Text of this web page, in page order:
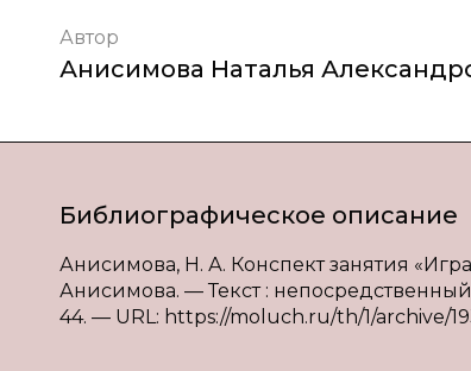
Автор
Анисимова Наталья
Библиографическое описание
Анисимова, Н. А. Конспект занятия
Анисимова. — Текст :
44. — URL: https://moluch.ru/th/1/archive/